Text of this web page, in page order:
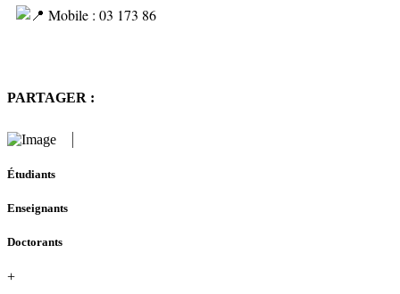
Mobile : 03 173 86
PARTAGER :
Étudiants
Enseignants
Doctorants
+